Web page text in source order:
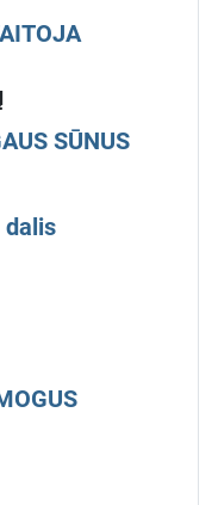
SŪNUS
dalis